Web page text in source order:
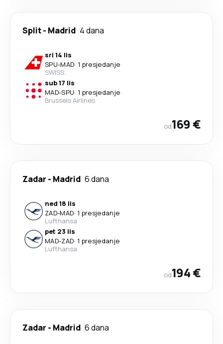
Split- Madrid 4 dana
sri 14 lis
SPU-MAD· 1 presjedanje
SWISS
sub 17 lis
MAD-SPU· 1 presjedanje
Brussels Airlines
od169 €
Zadar - Madrid 6 dana
ned 18 lis
ZAD-MAD· 1 presjedanje
Lufthansa
pet 23 lis
MAD-ZAD· 1 presjedanje
Lufthansa
od194 €
Zadar - Madrid 6 dana